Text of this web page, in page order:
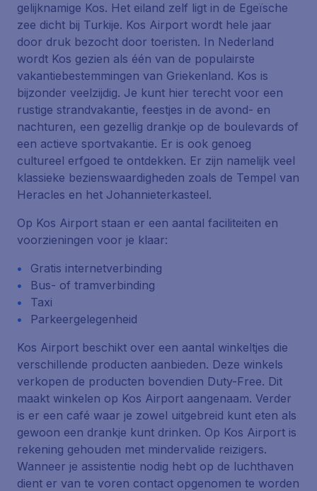
gelijknamige Kos. Het eiland zelf ligt in de Egeïsche
zee dicht bij Turkije. Kos Airport wordt hele jaar
door druk bezocht door toeristen. In Nederland
wordt Kos gezien als één van de populairste
vakantiebestemmingen van Griekenland. Kos is
bijzonder veelzijdig. Je kunt hier terecht voor een
rustige strandvakantie, feestjes in de avond- en
nachturen, een gezellig drankje op de boulevards of
een actieve sportvakantie. Er is ook genoeg
cultureel erfgoed te ontdekken. Er zijn namelijk veel
klassieke bezienswaardigheden zoals de Tempel van
Heracles en het Johannieterkasteel.
Op Kos Airport staan er een aantal faciliteiten en
voorzieningen voor je klaar:
Gratis internetverbinding
Bus- of tramverbinding
Taxi
Parkeergelegenheid
Kos Airport beschikt over een aantal winkeltjes die
verschillende producten aanbieden. Deze winkels
verkopen de producten bovendien Duty-Free. Dit
maakt winkelen op Kos Airport aangenaam. Verder
is er een café waar je zowel uitgebreid kunt eten als
gewoon een drankje kunt drinken. Op Kos Airport is
rekening gehouden met mindervalide reizigers.
Wanneer je assistentie nodig hebt op de luchthaven
dient er van te voren contact opgenomen te worden